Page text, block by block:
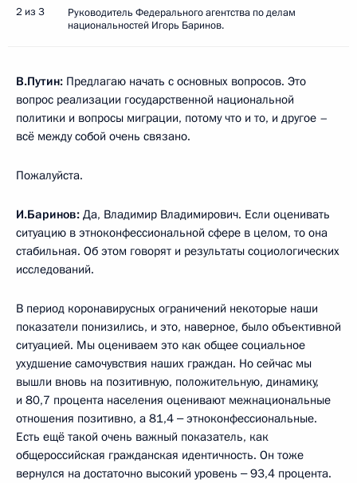
2 из 3
Руководитель Федерального агентства по делам
национальностей Игорь Баринов.
В.Путин: Предлагаю начать с основных вопросов. Это
вопрос реализации государственной национальной
политики и вопросы миграции, потому что и то, и другое –
всё между собой очень связано.
Пожалуйста.
И.Баринов: Да, Владимир Владимирович. Если оценивать
ситуацию в этноконфессиональной сфере в целом, то она
стабильная. Об этом говорят и результаты социологических
исследований.
В период коронавирусных ограничений некоторые наши
показатели понизились, и это, наверное, было объективной
ситуацией. Мы оцениваем это как общее социальное
ухудшение самочувствия наших граждан. Но сейчас мы
вышли вновь на позитивную, положительную, динамику,
и 80,7 процента населения оценивают межнациональные
отношения позитивно, а 81,4 ‒ этноконфессиональные.
Есть ещё такой очень важный показатель, как
общероссийская гражданская идентичность. Он тоже
вернулся на достаточно высокий уровень ‒ 93,4 процента.